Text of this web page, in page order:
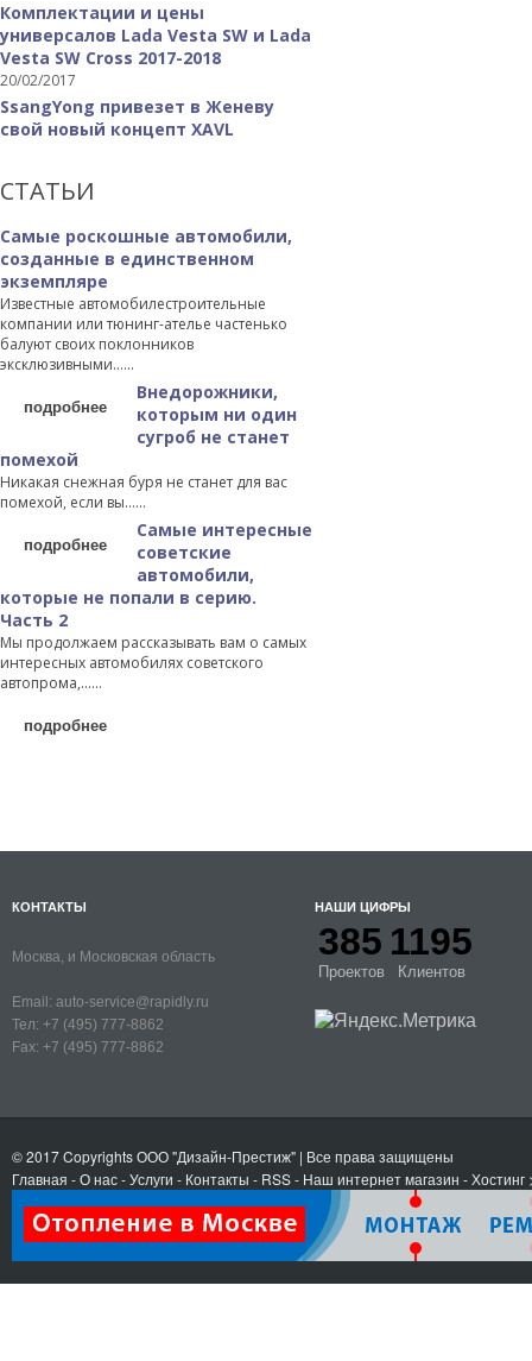
Комплектации и цены
универсалов Lada Vesta SW и Lada
Vesta SW Cross 2017-2018
20/02/2017
SsangYong привезет в Женеву
свой новый концепт XAVL
СТАТЬИ
Самые роскошные автомобили,
созданные в единственном
экземпляре
Известные автомобилестроительные
компании или тюнинг-ателье частенько
балуют своих поклонников
эксклюзивными…...
подробнее
Внедорожники,
которым ни один
сугроб не станет
помехой
Никакая снежная буря не станет для вас
помехой, если вы…...
подробнее
Самые интересные
советские
автомобили,
которые не попали в серию.
Часть 2
Мы продолжаем рассказывать вам о самых
интересных автомобилях советского
автопрома,…...
подробнее
КОНТАКТЫ
Москва, и Московская область
Email: auto-service@rapidly.ru
Тел: +7 (495) 777-8862
Fax: +7 (495) 777-8862
НАШИ ЦИФРЫ
385
Проектов
1195
Клиентов
© 2017 CopyrightsООО "Дизайн-Престиж" | Все права защищены
Главная -О нас-Услуги - Контакты - RSS- Наш интернет магазин -Хостинг